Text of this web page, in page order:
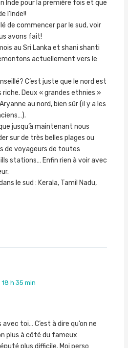
Inde pour la première fois et que
l’Inde!!
de commencer par le sud, voir
avons fait!
au Sri Lanka et shani shanti
actuellement vers le
C’est juste que le nord est
riche. Deux « grandes ethnies »
au nord, bien sûr (il y a les
jusqu’à maintenant nous
sur de très belles plages ou
de voyageurs de toutes
stations… Enfin rien à voir avec
le sud : Kerala, Tamil Nadu,
h 35 min
toi… C’est à dire qu’on ne
plus à côté du fameux